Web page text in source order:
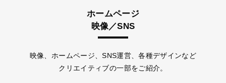
ホームページ
映像／SNS
映像、ホームページ、SNS運営、各種デザインなど
クリエイティブの一部をご紹介。